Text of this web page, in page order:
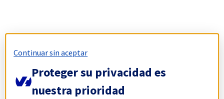
Continuar sin aceptar
Proteger su privacidad es
nuestra prioridad